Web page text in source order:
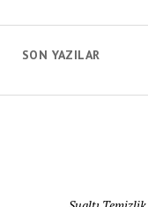
SON YAZILAR